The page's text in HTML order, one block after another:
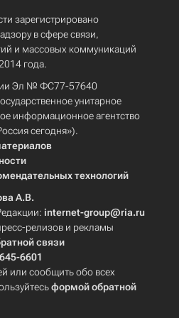
Петрозаводский государственный университет
Санкт-Петербургский электротехнический университет
университет
университет
Новосибирский государственный технический университет
Томский государственный педагогический университет
зарегистрировано
в сфере связи,
и массовых коммуникаций
года.
Эл № ФС77-57640
унитарное
информационное агентство
сегодня»).
технологий
А.В.
internet-group@ria.ru
релизов и рекламы
связи
6601
или сообщить обо всех
формой обратной